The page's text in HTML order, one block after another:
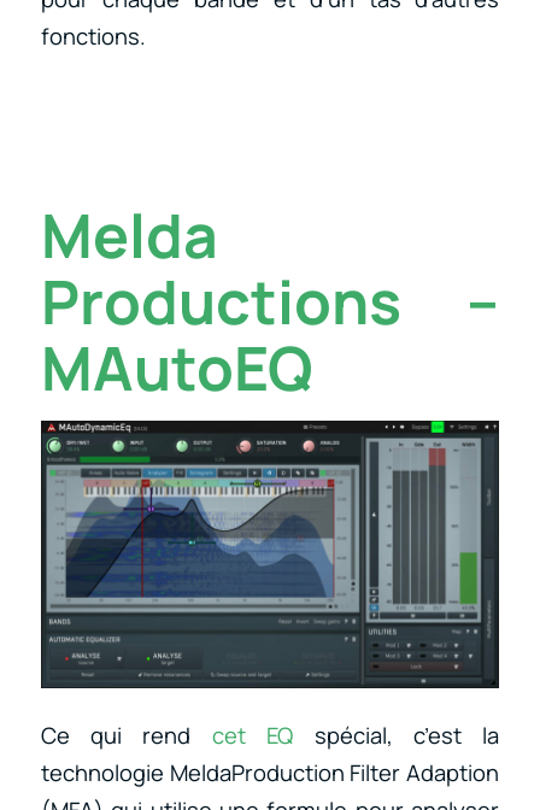
fonctions.
Melda
Productions –
MAutoEQ
Ce qui rend cet EQ spécial, c’est la
technologie MeldaProduction Filter Adaption